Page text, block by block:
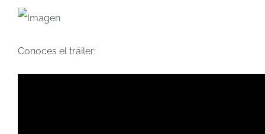
Conoces el tráiler: